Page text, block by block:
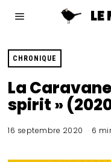
LE
CHRONIQUE
La
spirit »
16 septembre 2020 6